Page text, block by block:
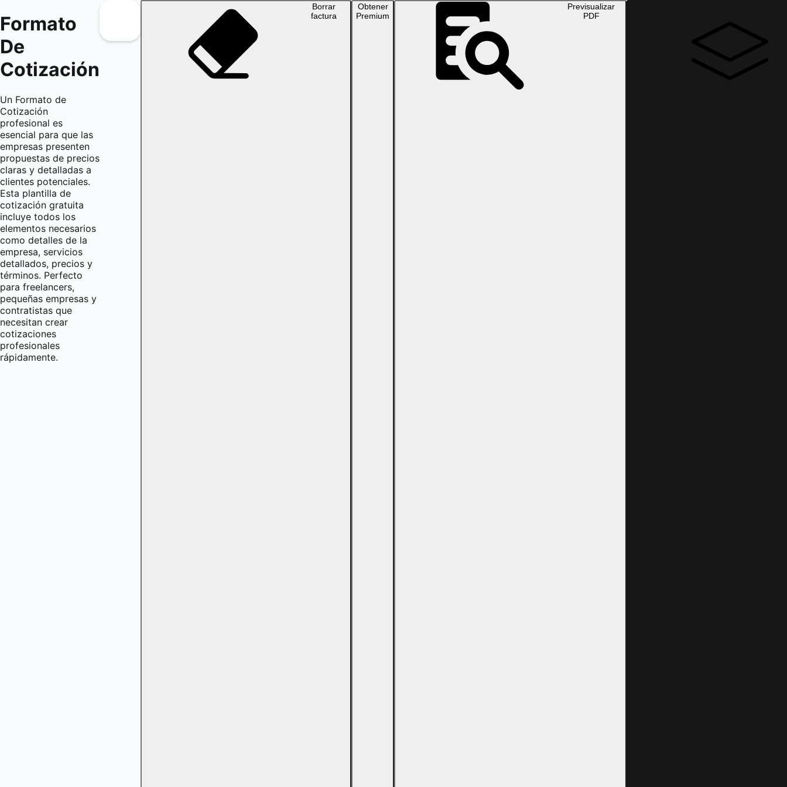
Formato
De
Cotización
Un Formato de
Cotización
profesional es
esencial para que las
empresas presenten
propuestas de precios
claras y detalladas a
clientes potenciales.
Esta plantilla de
cotización gratuita
incluye todos los
elementos necesarios
como detalles de la
empresa, servicios
detallados, precios y
términos. Perfecto
para freelancers,
pequeñas empresas y
contratistas que
necesitan crear
cotizaciones
profesionales
rápidamente.
Borrar
factura
Obtener
Premium
Previsualizar
PDF